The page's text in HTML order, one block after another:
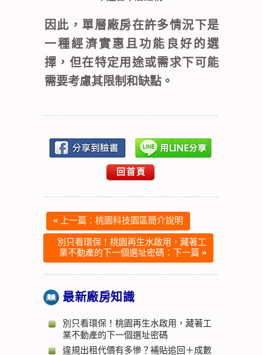
因此，單層廠房在許多情況下是
一種經濟實惠且功能良好的選
擇，但在特定用途或需求下可能
需要考慮其限制和缺點。
回首頁
« 上一篇：桃園科技園區簡介說明
別只看環保！桃園再生水啟用，藏著工
業不動產的下一個選址密碼：下一篇 »
最新廠房知識
別只看環保！桃園再生水啟用，藏著工
業不動產的下一個選址密碼
違規出租代價有多慘？補貼追回＋成數